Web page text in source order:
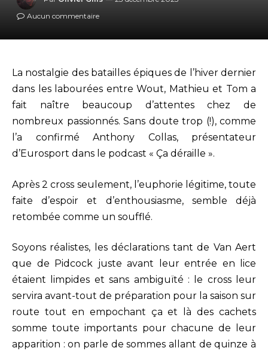
Aucun commentaire
La nostalgie des batailles épiques de l’hiver dernier
dans les labourées entre Wout, Mathieu et Tom a
fait naître beaucoup d’attentes chez de
nombreux passionnés. Sans doute trop (!), comme
l’a confirmé Anthony Collas, présentateur
d’Eurosport dans le podcast « Ça déraille ».
Après 2 cross seulement, l’euphorie légitime, toute
faite d’espoir et d’enthousiasme, semble déjà
retombée comme un soufflé.
Soyons réalistes, les déclarations tant de Van Aert
que de Pidcock juste avant leur entrée en lice
étaient limpides et sans ambiguïté : le cross leur
servira avant-tout de préparation pour la saison sur
route tout en empochant ça et là des cachets
somme toute importants pour chacune de leur
apparition : on parle de sommes allant de quinze à